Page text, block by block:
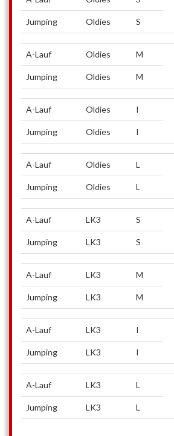
Jumping
Oldies S
A-Lauf Oldies
M
Jumping
Oldies M
A-Lauf Oldies
I
Jumping
Oldies I
A-Lauf Oldies
L
Jumping
Oldies L
A-Lauf LK3
S
Jumping
LK3 S
A-Lauf LK3
M
Jumping
LK3 M
A-Lauf LK3
I
Jumping
LK3 I
A-Lauf LK3
L
Jumping
LK3 L